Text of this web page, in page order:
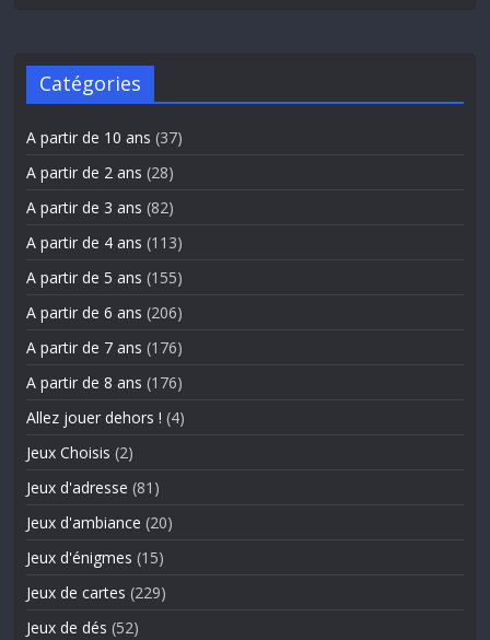
Catégories
A partir de 10 ans (37)
A partir de 2 ans (28)
A partir de 3 ans (82)
A partir de 4 ans (113)
A partir de 5 ans (155)
A partir de 6 ans (206)
A partir de 7 ans (176)
A partir de 8 ans (176)
Allez jouer dehors ! (4)
Jeux Choisis (2)
Jeux d'adresse (81)
Jeux d'ambiance (20)
Jeux d'énigmes (15)
Jeux de cartes (229)
Jeux de dés (52)